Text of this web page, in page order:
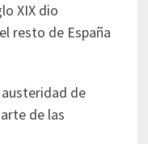
XIX dio
resto de España
de
de las